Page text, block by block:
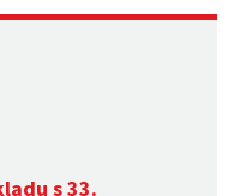
s 33.